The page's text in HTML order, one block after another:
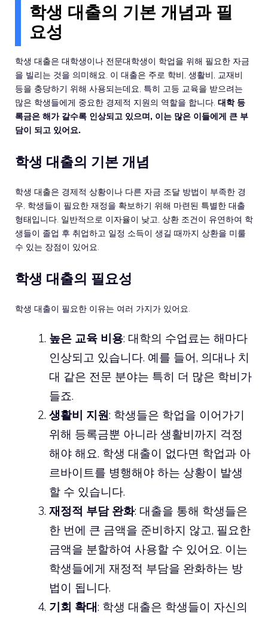
학생 대출의 기본 개념과 필
요성
학생 대출은 대학생이나 전문대학생이 학업을 위해 필요한 자금
을 빌리는 것을 의미해요. 이 대출은 주로 학비, 생활비, 교재비
등을 충당하기 위해 사용되는데요, 특히 고등 교육을 받으려는
많은 학생들에게 중요한 경제적 지원의 역할을 합니다. 대학 등
록금은 해가 갈수록 인상되고 있으며, 이는 많은 이들에게 큰 부
담이 되고 있어요.
학생 대출의 기본 개념
학생 대출은 경제적 상황이나 다른 자금 조달 방법이 부족한 경
우, 학생들이 필요한 재정을 확보하기 위해 마련된 특별한 대출
형태입니다. 일반적으로 이자율이 낮고, 상환 조건이 유연하여 학
생들이 졸업 후 취업하고 일정 소득이 생길 때까지 상환을 미룰
수 있는 장점이 있어요.
학생 대출의 필요성
학생 대출이 필요한 이유는 여러 가지가 있어요.
높은 교육 비용: 대학의 수업료는 해마다
인상되고 있습니다. 예를 들어, 의대나 치
대 같은 전문 분야는 특히 더 많은 학비가
들죠.
생활비 지원: 학생들은 학업을 이어가기
위해 등록금뿐 아니라 생활비까지 걱정
해야 해요. 학생 대출이 없다면 학업과 아
르바이트를 병행해야 하는 상황이 발생
할 수 있습니다.
재정적 부담 완화: 대출을 통해 학생들은
한 번에 큰 금액을 준비하지 않고, 필요한
금액을 분할하여 사용할 수 있어요. 이는
학생들에게 재정적 부담을 완화하는 방
법이 됩니다.
기회 확대: 학생 대출은 학생들이 자신의